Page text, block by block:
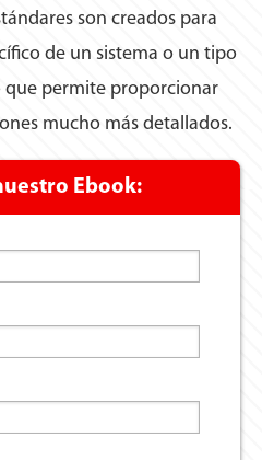
son creados para
de un sistema o un tipo
que permite proporcionar
mucho más detallados.
Ebook: